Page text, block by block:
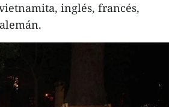
inglés, francés,